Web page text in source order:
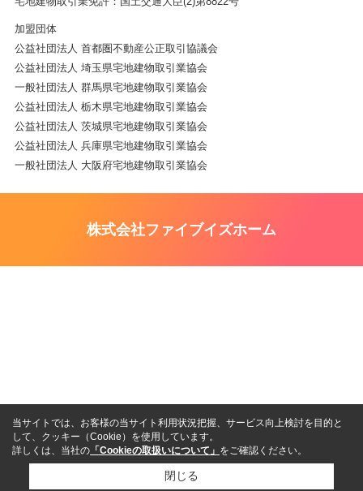
加盟団体
公益社団法人 首都圏不動産公正取引協議会
公益社団法人 埼玉県宅地建物取引業協会
一般社団法人 群馬県宅地建物取引業協会
公益社団法人 栃木県宅地建物取引業協会
公益社団法人 茨城県宅地建物取引業協会
公益社団法人 兵庫県宅地建物取引業協会
一般社団法人 大阪府宅地建物取引業協会
株式会社ファイブイズホーム
当サイトでは、お客様の当サイト利用状況把握、サービス向上検討を目的と
して、クッキー（Cookie）を使用しています。
詳しくは、当社の 「Cookieの取扱いについて」 をご確認ください。
閉じる